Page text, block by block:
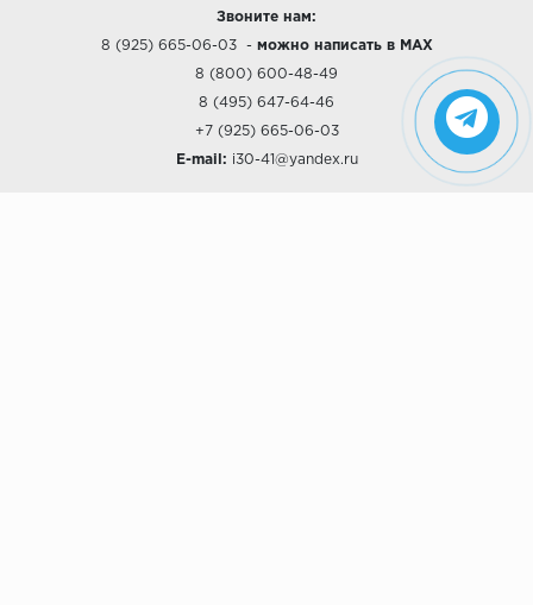
Звоните нам:
8 (925) 665-06-03- можно написать в MAX
8 (800) 600-48-49
8 (495) 647-64-46
+7 (925) 665-06-03
E-mail: i30-41@yandex.ru